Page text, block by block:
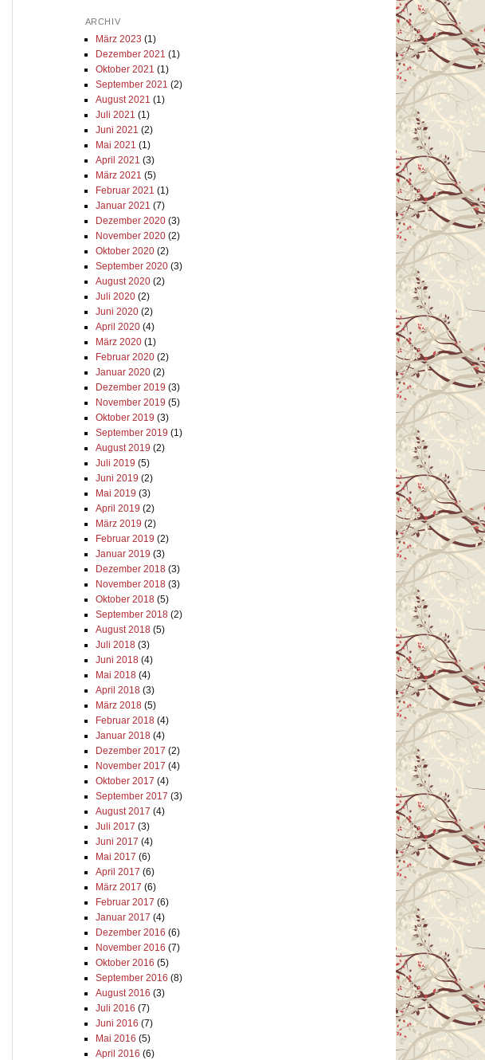
ARCHIV
März 2023 (1)
Dezember 2021 (1)
Oktober 2021 (1)
September 2021 (2)
August 2021 (1)
Juli 2021 (1)
Juni 2021 (2)
Mai 2021 (1)
April 2021 (3)
März 2021 (5)
Februar 2021 (1)
Januar 2021 (7)
Dezember 2020(3)
November 2020(2)
Oktober 2020(2)
September 2020(3)
August 2020(2)
Juli 2020(2)
Juni 2020(2)
April 2020(4)
März 2020(1)
Februar 2020(2)
Januar 2020(2)
Dezember 2019 (3)
November 2019 (5)
Oktober 2019 (3)
September 2019 (1)
August 2019 (2)
Juli 2019 (5)
Juni 2019 (2)
Mai 2019 (3)
April 2019 (2)
März 2019 (2)
Februar 2019 (2)
Januar 2019 (3)
Dezember 2018(3)
November 2018(3)
Oktober 2018(5)
September 2018(2)
August 2018(5)
Juli 2018(3)
Juni 2018(4)
Mai 2018(4)
April 2018(3)
März 2018(5)
Februar 2018(4)
Januar 2018(4)
Dezember 2017 (2)
November 2017 (4)
Oktober 2017 (4)
September 2017 (3)
August 2017 (4)
Juli 2017 (3)
Juni 2017 (4)
Mai 2017 (6)
April 2017 (6)
März 2017 (6)
Februar 2017 (6)
Januar 2017 (4)
Dezember 2016 (6)
November 2016 (7)
Oktober 2016 (5)
September 2016 (8)
August 2016 (3)
Juli 2016 (7)
Juni 2016 (7)
Mai 2016 (5)
April 2016 (6)